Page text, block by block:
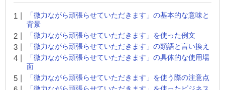
「微力ながら頑張らせていただきます」の基本的な意味と
背景
「微力ながら頑張らせていただきます」を使った例文
「微力ながら頑張らせていただきます」の類語と言い換え
「微力ながら頑張らせていただきます」の具体的な使用場
面
「微力ながら頑張らせていただきます」を使う際の注意点